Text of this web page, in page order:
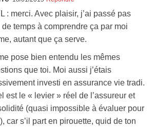
: merci. Avec plaisir, j’ai passé pas
de temps à comprendre ça par moi
autant que ça serve.
pose bien entendu les mêmes
que toi. Moi aussi j’étais
investi en assurance vie tradi.
est le « levier » réel de l’assureur et
(quasi impossible à évaluer pour
car s’il part en pirouette, quid de ton